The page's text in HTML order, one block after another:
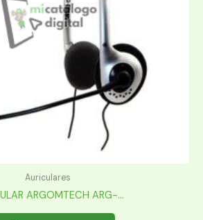
Auriculares
ARGOMTECH ARG-...